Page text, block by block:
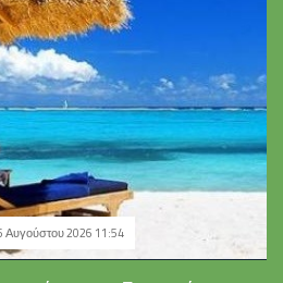
Αυγούστου 2026 11:54